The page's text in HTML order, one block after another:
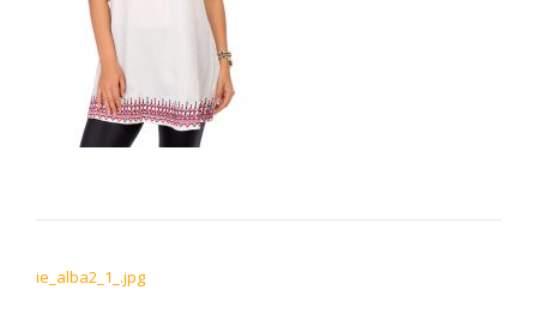
ie_alba2_1_.jpg